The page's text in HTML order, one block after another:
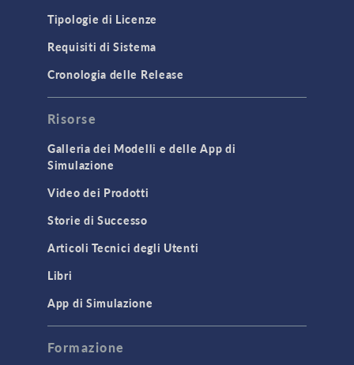
Tipologie di Licenze
Requisiti di Sistema
Cronologia delle Release
Risorse
Galleria dei Modelli e delle App di
Simulazione
Video dei Prodotti
Storie di Successo
Articoli Tecnici degli Utenti
Libri
App di Simulazione
Formazione